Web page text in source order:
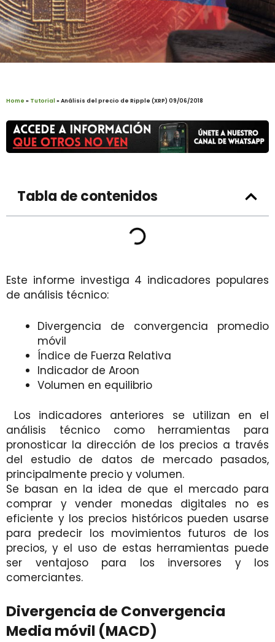
Home » Tutorial »Análisis del precio de Ripple (XRP) 09/06/2018
Tabla de contenidos
Este informe investiga 4 indicadores populares
de análisis técnico:
Divergencia de convergencia promedio
móvil
Índice de Fuerza Relativa
Indicador de Aroon
Volumen en equilibrio
Los indicadores anteriores se utilizan en el
análisis técnico como herramientas para
pronosticar la dirección de los precios a través
del estudio de datos de mercado pasados,
principalmente precio y volumen.
Se basan en la idea de que el mercado para
comprar y vender monedas digitales no es
eficiente y los precios históricos pueden usarse
para predecir los movimientos futuros de los
precios, y el uso de estas herramientas puede
ser ventajoso para los inversores y los
comerciantes.
Divergencia de Convergencia
Media móvil (MACD)